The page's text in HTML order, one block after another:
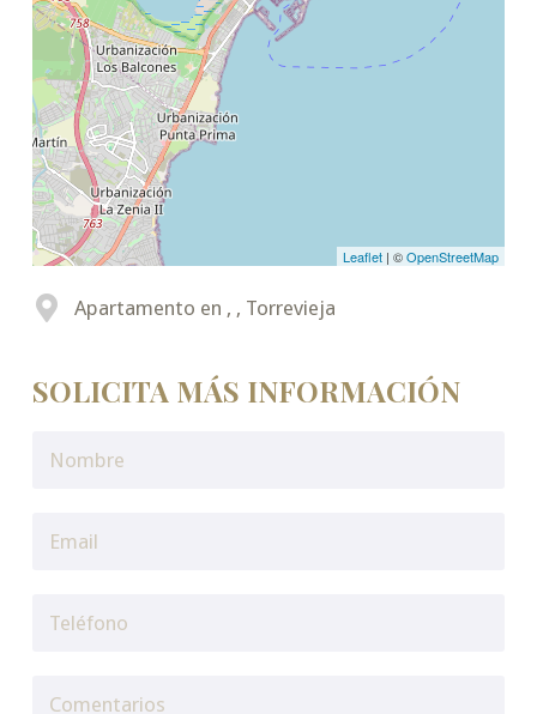
Leaflet | ©OpenStreetMap
Apartamento en , , Torrevieja
SOLICITA MÁS INFORMACIÓN